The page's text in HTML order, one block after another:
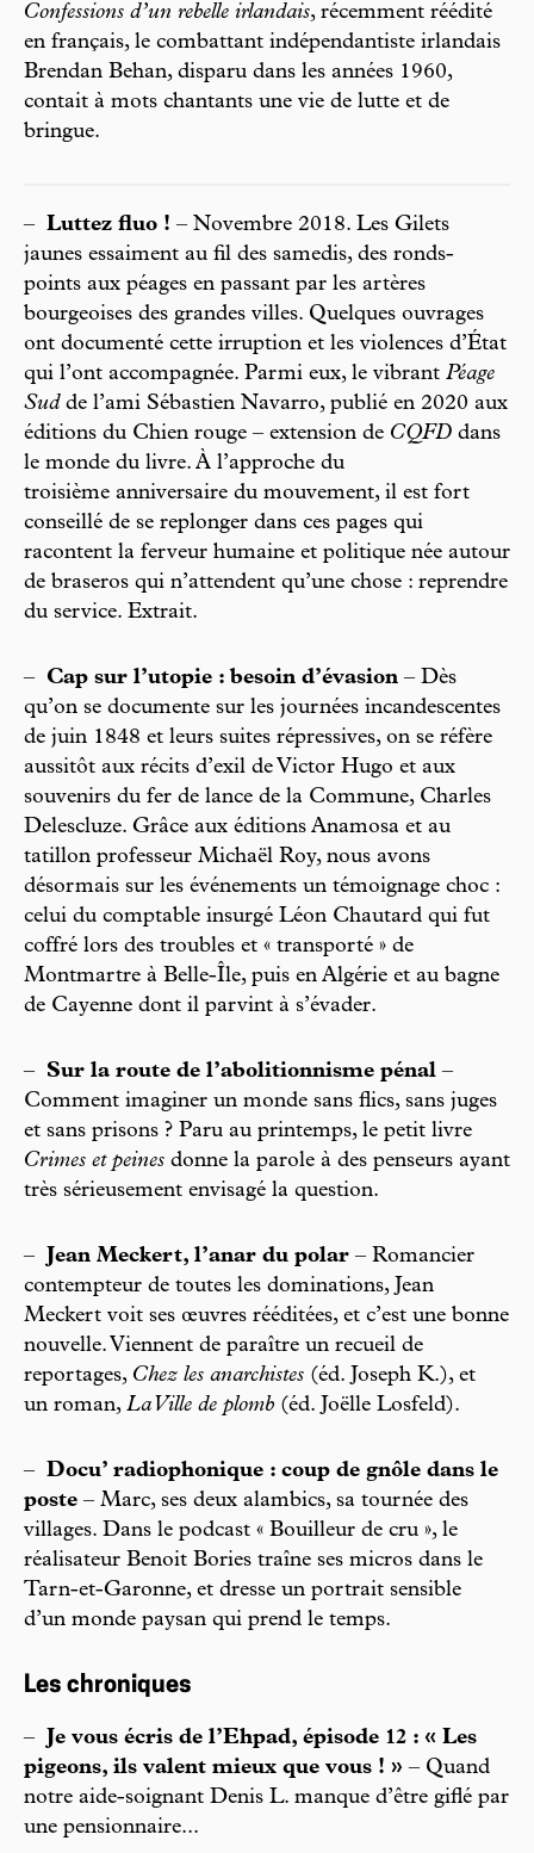
Confessions d’un rebelle irlandais, récemment réédité
en français, le combattant indépendantiste irlandais
Brendan Behan, disparu dans les années 1960,
contait à mots chantants une vie de lutte et de
bringue.
– Luttez fluo ! – Novembre 2018. Les Gilets
jaunes essaiment au fil des samedis, des ronds-
points aux péages en passant par les artères
bourgeoises des grandes villes. Quelques ouvrages
ont documenté cette irruption et les violences d’État
qui l’ont accompagnée. Parmi eux, le vibrant Péage
Sudde l’ami Sébastien Navarro, publié en 2020 aux
éditions du Chien rouge – extension de CQFD dans
le monde du livre. À l’approche du
troisième anniversaire du mouvement, il est fort
conseillé de se replonger dans ces pages qui
racontent la ferveur humaine et politique née autour
de braseros qui n’attendent qu’une chose : reprendre
du service. Extrait.
– Cap sur l’utopie : besoin d’évasion – Dès
qu’on se documente sur les journées incandescentes
de juin 1848 et leurs suites répressives, on se réfère
aussitôt aux récits d’exil de Victor Hugo et aux
souvenirs du fer de lance de la Commune, Charles
Delescluze. Grâce aux éditions Anamosa et au
tatillon professeur Michaël Roy, nous avons
désormais sur les événements un témoignage choc :
celui du comptable insurgé Léon Chautard qui fut
coffré lors des troubles et « transporté » de
Montmartre à Belle-Île, puis en Algérie et au bagne
de Cayenne dont il parvint à s’évader.
– Sur la route de l’abolitionnisme pénal –
Comment imaginer un monde sans flics, sans juges
et sans prisons ? Paru au printemps, le petit livre
Crimes et peines donne la parole à des penseurs ayant
très sérieusement envisagé la question.
– Jean Meckert, l’anar du polar – Romancier
contempteur de toutes les dominations, Jean
Meckert voit ses œuvres rééditées, et c’est une bonne
nouvelle. Viennent de paraître un recueil de
reportages, Chez les anarchistes (éd. Joseph K.), et
un roman, La Ville de plomb (éd. Joëlle Losfeld).
– Docu’ radiophonique : coup de gnôle dans le
poste – Marc, ses deux alambics, sa tournée des
villages. Dans le podcast « Bouilleur de cru », le
réalisateur Benoit Bories traîne ses micros dans le
Tarn-et-Garonne, et dresse un portrait sensible
d’un monde paysan qui prend le temps.
Les chroniques
–
Je vous écris de l’Ehpad, épisode 12 : « Les
pigeons, ils valent mieux que vous ! » – Quand
notre aide-soignant Denis L. manque d’être giflé par
une pensionnaire...